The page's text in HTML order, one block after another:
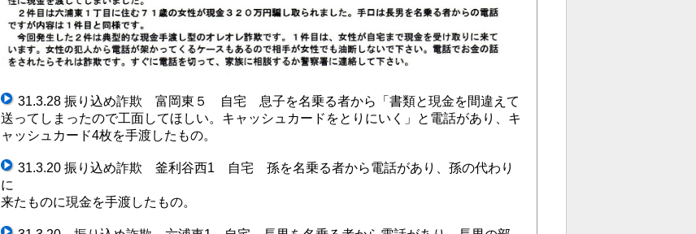
31.3.28 振り込め詐欺 富岡東５ 自宅 息子を名乗る者から「書類と現金を間違えて
送ってしまったので工面してほしい。キャッシュカードをとりにいく」と電話があり、キ
ャッシュカード4枚を手渡したもの。
31.3.20 振り込め詐欺 釜利谷西1 自宅 孫を名乗る者から電話があり、孫の代わり
に
来たものに現金を手渡したもの。